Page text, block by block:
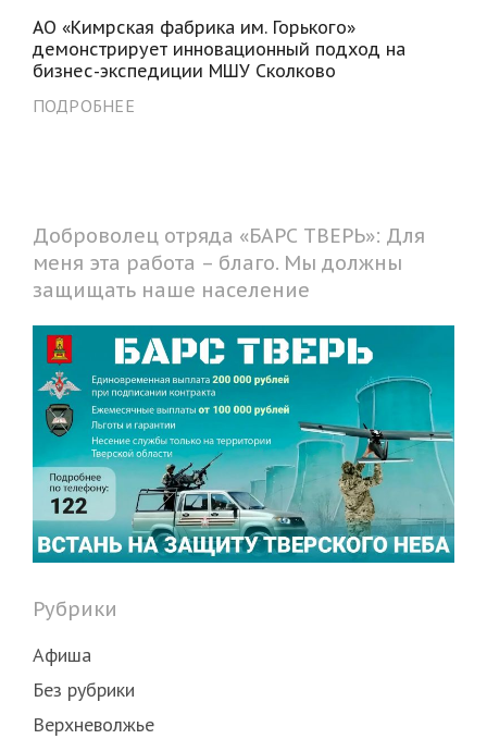
АО «Кимрская фабрика им. Горького»
демонстрирует инновационный подход на
бизнес-экспедиции МШУ Сколково
ПОДРОБНЕЕ
Доброволец отряда «БАРС ТВЕРЬ»: Для
меня эта работа – благо. Мы должны
защищать наше население
Рубрики
Афиша
Без рубрики
Верхневолжье